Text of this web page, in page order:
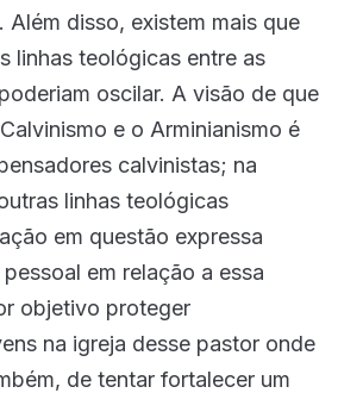
Além disso, existem mais que
linhas teológicas entre as
oscilar. A visão de que
e o Arminianismo é
calvinistas; na
linhas teológicas
em questão expressa
em relação a essa
objetivo proteger
na igreja desse pastor onde
de tentar fortalecer um